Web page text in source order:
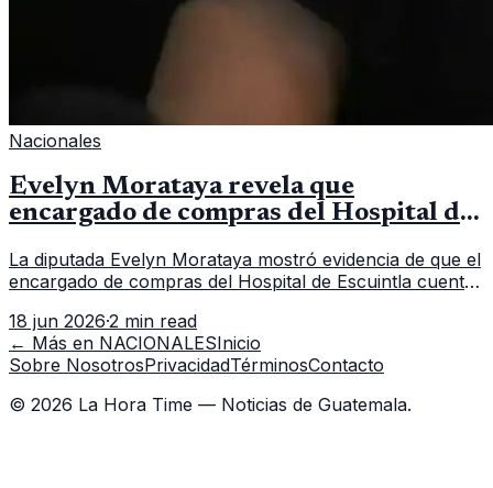
Nacionales
Evelyn Morataya revela que
encargado de compras del Hospital de
La diputada Evelyn Morataya mostró evidencia de que el
encargado de compras del Hospital de Escuintla cuenta
capacitación en la capital.
18 jun 2026·2 min read
← Más en NACIONALESInicio
Sobre NosotrosPrivacidadTérminosContacto
© 2026 La Hora Time — Noticias de Guatemala.